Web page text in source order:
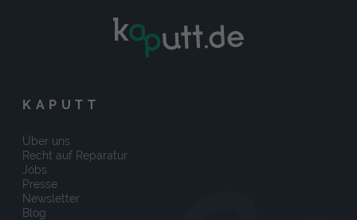
KAPUTT
Über uns
Recht auf Reparatur
Jobs
Presse
Newsletter
Blog